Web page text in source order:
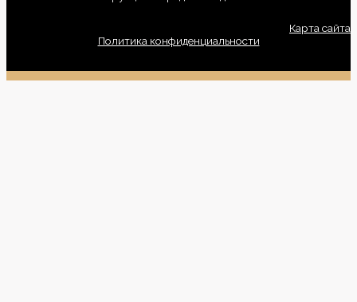
Карта сайта
Политика конфиденциальности